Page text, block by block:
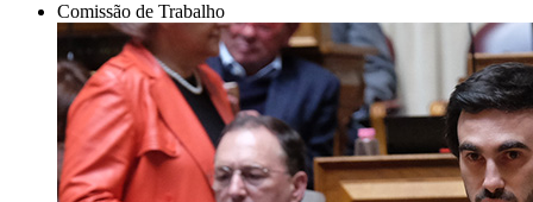
Comissão de Trabalho